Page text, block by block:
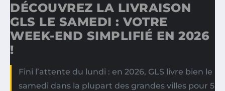
DÉCOUVREZ LA LIVRAISON
GLS LE SAMEDI : VOTRE
WEEK-END SIMPLIFIÉ EN 2026
!
Fini l’attente du lundi : en 2026, GLS livre bien le
samedi dans la plupart des grandes villes pour 5